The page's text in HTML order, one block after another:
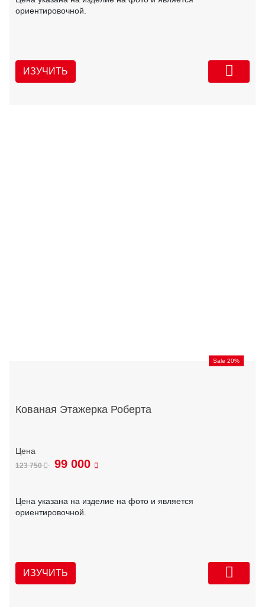
ориентировочной.
ИЗУЧИТЬ
Sale 20%
Кованая Этажерка Роберта
123 750 99 000
Цена указана на изделие на фото и является
ориентировочной.
ИЗУЧИТЬ